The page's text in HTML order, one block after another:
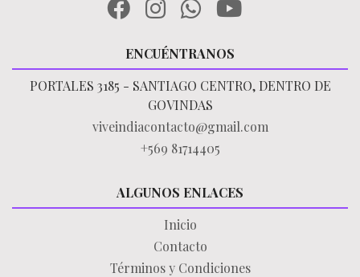
ENCUÉNTRANOS
PORTALES 3185 - SANTIAGO CENTRO, DENTRO DE
GOVINDAS
viveindiacontacto@gmail.com
+569 81714405
ALGUNOS ENLACES
Inicio
Contacto
Términos y Condiciones